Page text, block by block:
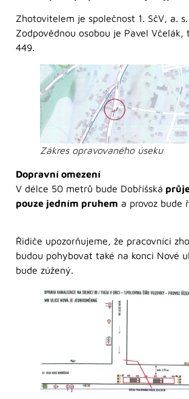
Zhotovitelem je společnost 1. SčV, a. s.
Zodpovědnou osobou je Pavel Včelák,
449.
Zákres opravovaného úseku
Dopravní omezení
V délce 50 metrů bude Dobříšská
pouze jedním pruhem a provoz bude
Řidiče upozorňujeme, že pracovníci
budou pohybovat také na konci Nové
bude zúžený.